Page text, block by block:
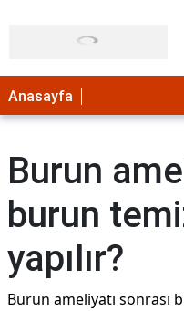
Anasayfa
Burun
burun
yapılır?
Burun ameliyatı sonrası